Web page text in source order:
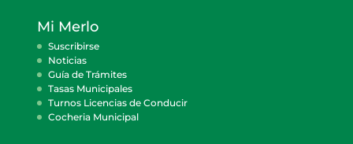
Mi Merlo
Suscribirse
Noticias
Guía de Trámites
Tasas Municipales
Turnos Licencias de Conducir
Cocheria Municipal